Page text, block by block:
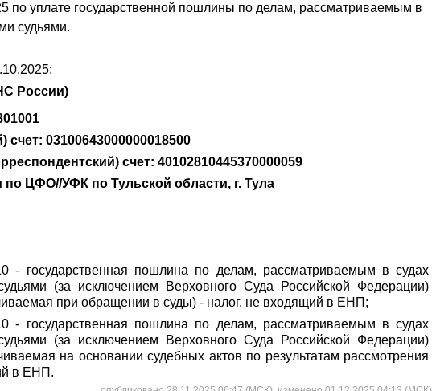
по уплате государственной пошлины по делам, рассматриваемым в
судьями.
:
России)
счет: 03100643000000018500
счет: 40102810445370000059
ЦФО//УФК по Тульской области, г. Тула
- государственная пошлина по делам, рассматриваемым в судах
(за исключением Верховного Суда Российской Федерации)
при обращении в суды) - налог, не входящий в ЕНП;
- государственная пошлина по делам, рассматриваемым в судах
(за исключением Верховного Суда Российской Федерации)
на основании судебных актов по результатам рассмотрения
в ЕНП.